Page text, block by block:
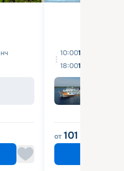
нч
10:0010 августа
18:0016 августа
от 101 900